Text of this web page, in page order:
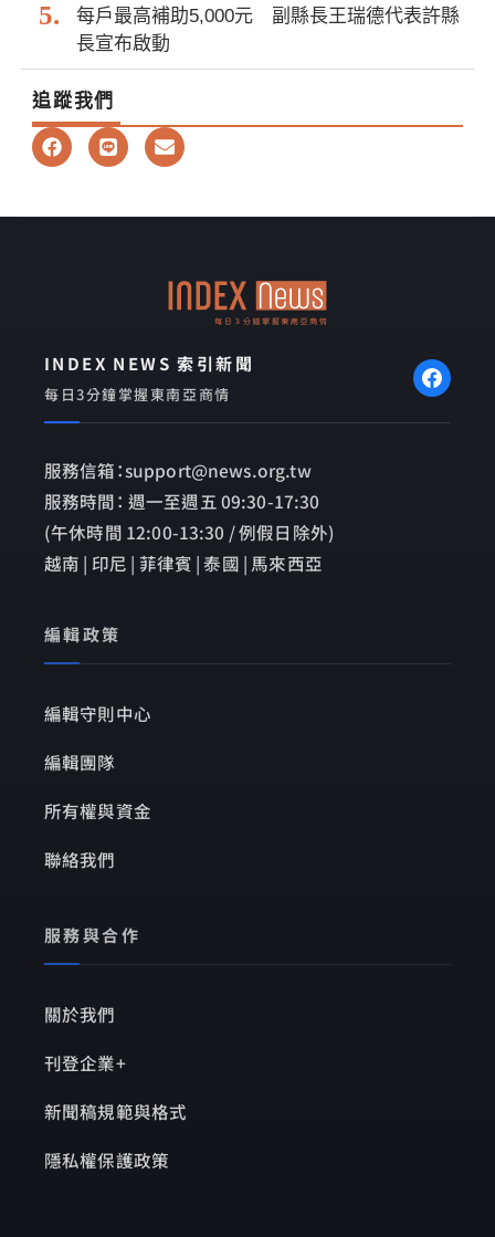
每戶最高補助5,000元 副縣長王瑞德代表許縣
長宣布啟動
追蹤我們
F
a
b
L
i
E
n
l
INDEX NEWS 索引新聞
每日3分鐘掌握東南亞商情
服務信箱：support@news.org.tw
服務時間： 週一至週五 09:30-17:30
(午休時間 12:00-13:30 / 例假日除外)
越南 | 印尼 | 菲律賓 | 泰國 | 馬來西亞
編輯政策
編輯守則中心
編輯團隊
所有權與資金
聯絡我們
服務與合作
關於我們
刊登企業+
新聞稿規範與格式
隱私權保護政策